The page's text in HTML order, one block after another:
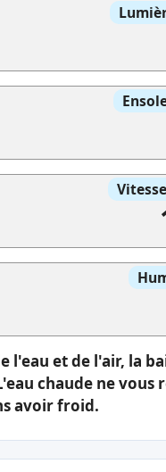
l'eau et de l'air, la
chaude ne vous
avoir froid.